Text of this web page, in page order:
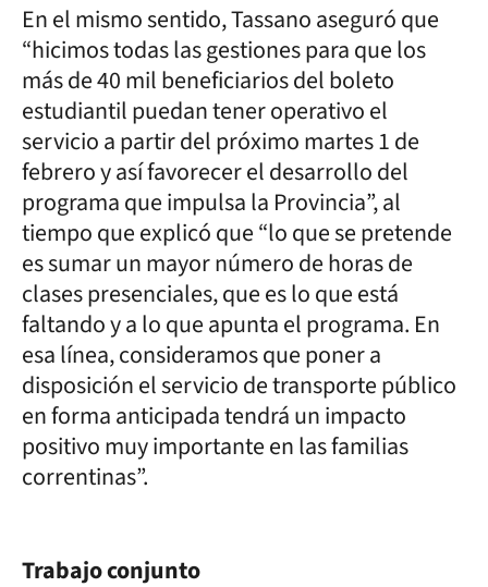
En el mismo sentido, Tassano aseguró que
“hicimos todas las gestiones para que los
más de 40 mil beneficiarios del boleto
estudiantil puedan tener operativo el
servicio a partir del próximo martes 1 de
febrero y así favorecer el desarrollo del
programa que impulsa la Provincia”, al
tiempo que explicó que “lo que se pretende
es sumar un mayor número de horas de
clases presenciales, que es lo que está
faltando y a lo que apunta el programa. En
esa línea, consideramos que poner a
disposición el servicio de transporte público
en forma anticipada tendrá un impacto
positivo muy importante en las familias
correntinas”.
Trabajo conjunto